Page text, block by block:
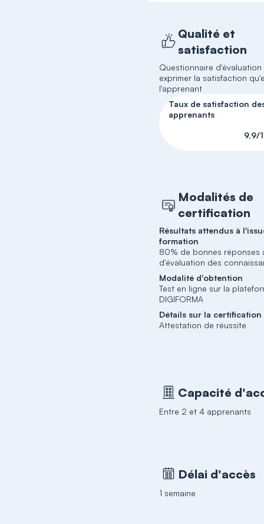
Qualité et
satisfaction
Questionnaire
exprimer la satisfaction
l'apprenant
Taux de satisfaction
apprenants
9,9/
Modalités de
certification
Résultats attendus à
formation
80% de bonnes réponses
d'évaluation des
Modalité d'obtention
Test en ligne sur la
DIGIFORMA
Détails sur la certification
Attestation de réussite
Capacité
Entre 2 et 4 apprenants
Délai d'accès
1 semaine